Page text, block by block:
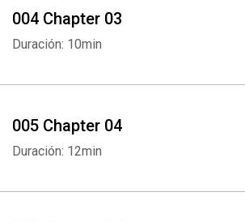
004 Chapter 03
Duración: 10min
005 Chapter 04
Duración: 12min